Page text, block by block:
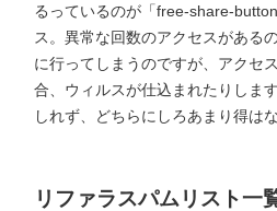
るっているのが「free-share-
ス。異常な回数のアクセスがある
に行ってしまうのですが、アクセ
合、ウィルスが仕込まれたりしま
しれず、どちらにしろあまり得は
リファラスパムリスト一